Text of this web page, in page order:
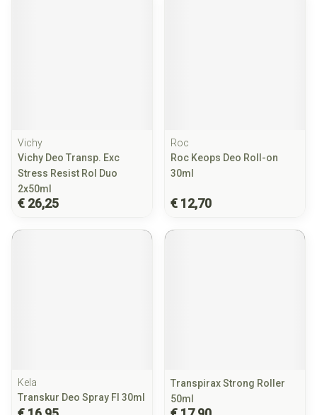
Vichy
Vichy Deo Transp. Exc
Stress Resist Rol Duo
2x50ml
€ 26,25
Roc
Roc Keops Deo Roll-on
30ml
€ 12,70
Kela
Transkur Deo Spray Fl 30ml
Transpirax Strong Roller
50ml